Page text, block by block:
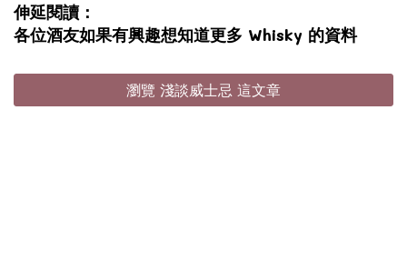
伸延閱讀：
各位酒友如果有興趣想知道更多 Whisky 的資料
瀏覽 淺談威士忌 這文章